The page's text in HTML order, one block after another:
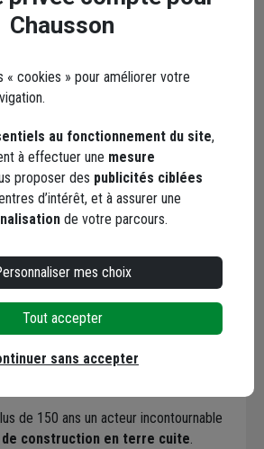
de
et éléments
de piliers
de 150 ans un acteur incontournable
de construction en terre cuite.
Chausson
« cookies » pour améliorer votre
au fonctionnement du site,
à effectuer une mesure
proposer des publicités ciblées
d’intérêt, et à assurer une
de votre parcours.
mes choix
Tout accepter
sans accepter